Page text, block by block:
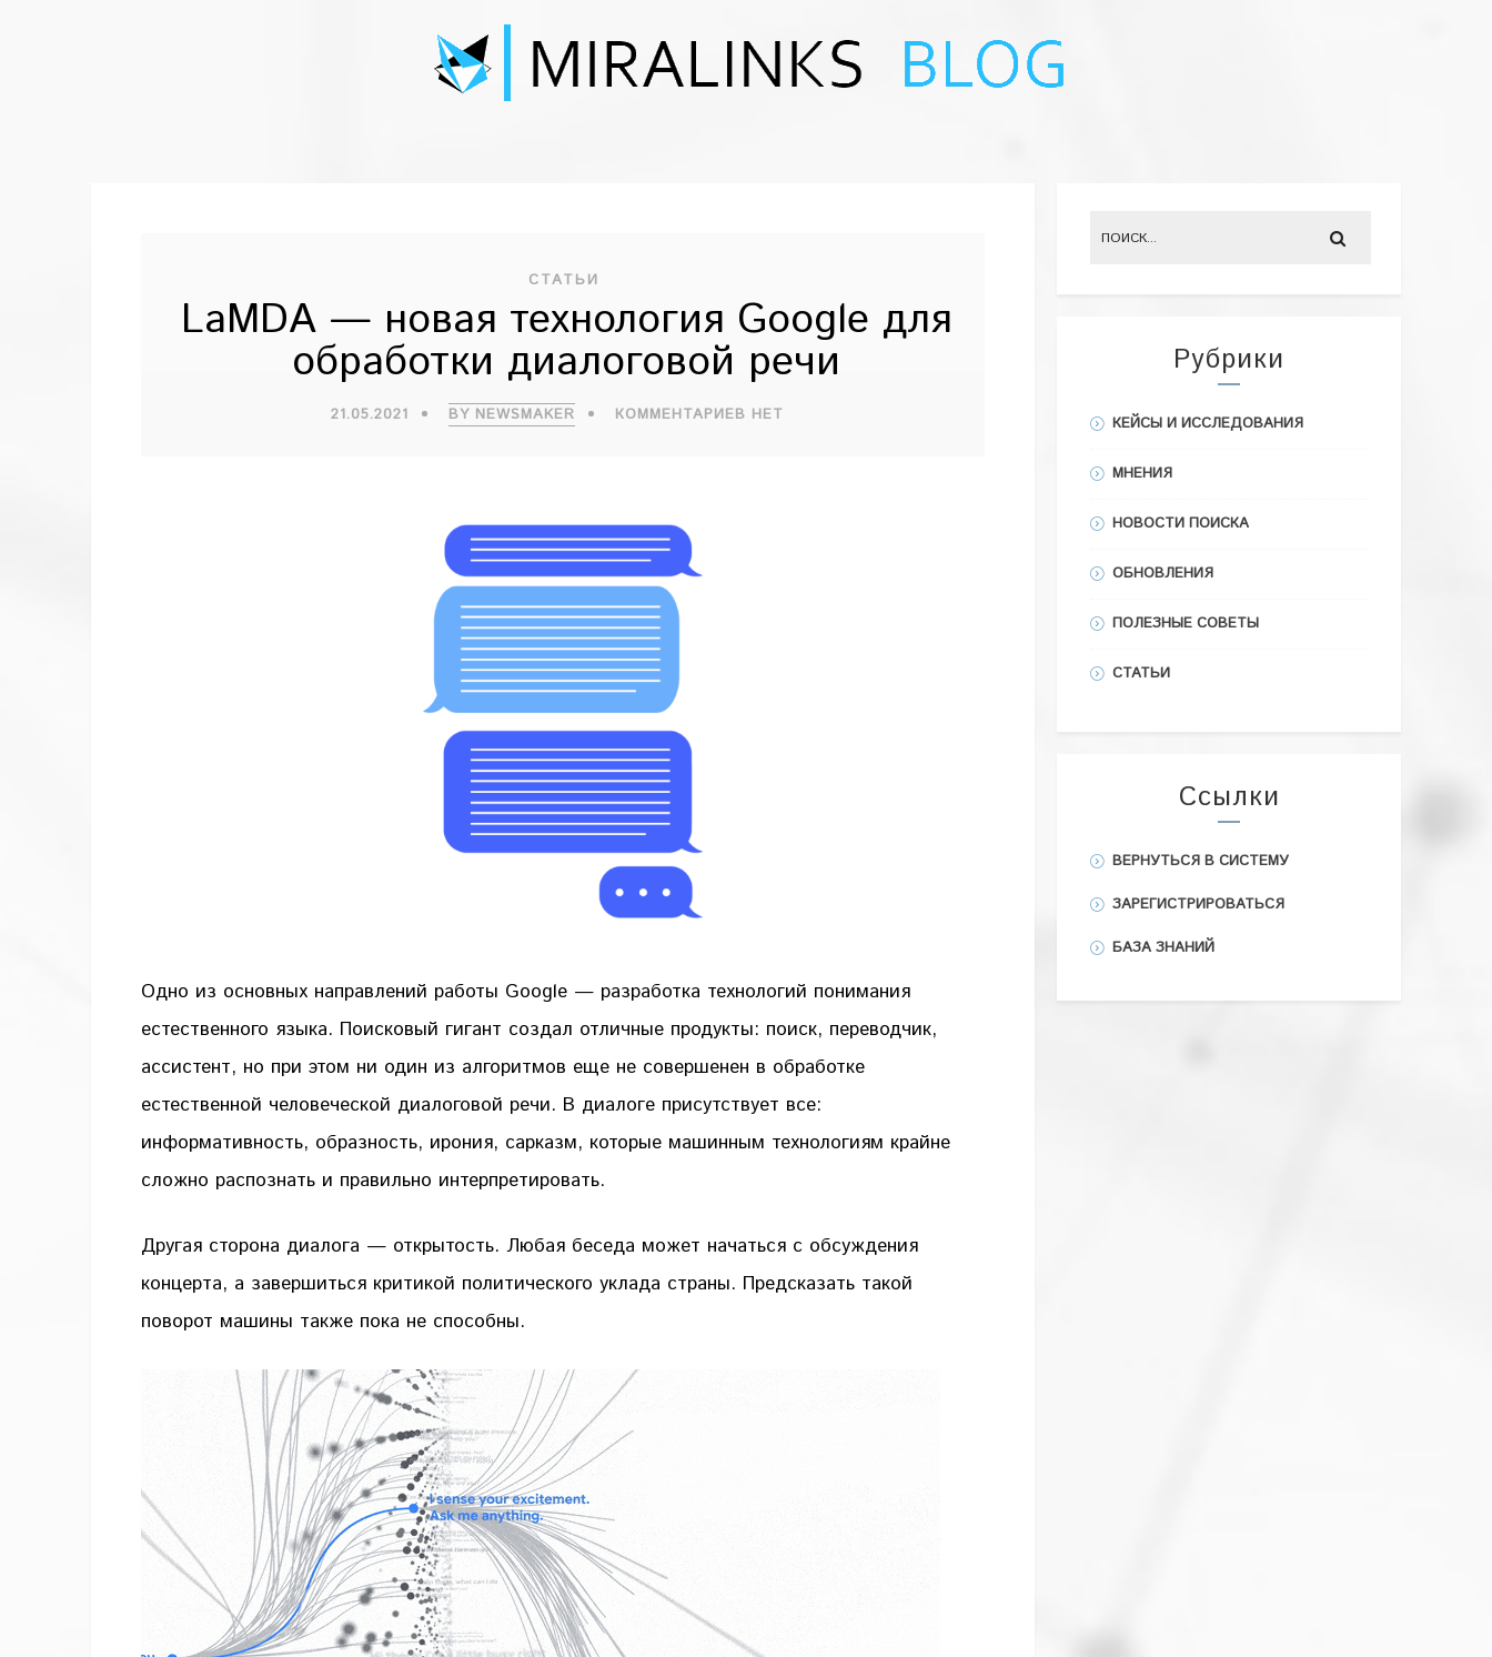
СТАТЬИ
LaMDA — новая технология Google для
обработки диалоговой речи
21.05.2021 BY NEWSMAKER КОММЕНТАРИЕВ НЕТ
Одно из основных направлений работы Google — разработка технологий понимания
естественного языка. Поисковый гигант создал отличные продукты: поиск, переводчик,
ассистент, но при этом ни один из алгоритмов еще не совершенен в обработке
естественной человеческой диалоговой речи. В диалоге присутствует все:
информативность, образность, ирония, сарказм, которые машинным технологиям крайне
сложно распознать и правильно интерпретировать.
Другая сторона диалога — открытость. Любая беседа может начаться с обсуждения
концерта, а завершиться критикой политического уклада страны. Предсказать такой
поворот машины также пока не способны.
Рубрики
КЕЙСЫ И ИССЛЕДОВАНИЯ
МНЕНИЯ
НОВОСТИ ПОИСКА
ОБНОВЛЕНИЯ
ПОЛЕЗНЫЕ СОВЕТЫ
СТАТЬИ
Ссылки
ВЕРНУТЬСЯ В СИСТЕМУ
ЗАРЕГИСТРИРОВАТЬСЯ
БАЗА ЗНАНИЙ